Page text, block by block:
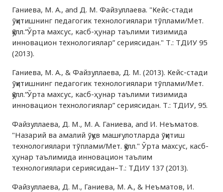
Ганиева, М. А., and Д. М. Файзуллаева. "Кейс-стади
ўқитишнинг педагогик технологиялари тўплами/Мет.
қўлл.“Ўрта махсус, касб-ҳунар таълими тизимида
инновацион технологиялар” сериясидан." Т.: ТДИУ 95
(2013).
Ганиева, М. А., & Файзуллаева, Д. М. (2013). Кейс-стади
ўқитишнинг педагогик технологиялари тўплами/Мет.
қўлл.“Ўрта махсус, касб-ҳунар таълими тизимида
инновацион технологиялар” сериясидан. Т.: ТДИУ, 95.
Файзуллаева, Д. М., М. А. Ганиева, and И. Неъматов.
"Назарий ва амалий ўқув машғулотларда ўқитиш
технологиялари тўплами/Мет. қўлл." Ўрта махсус, касб-
ҳунар таълимида инновацион таълим
технологиялари сериясидан–Т.: ТДИУ 137 (2013).
Файзуллаева, Д. М., Ганиева, М. А., & Неъматов, И.